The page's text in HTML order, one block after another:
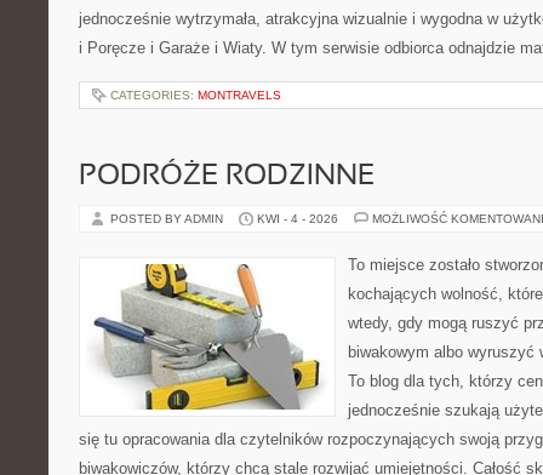
jednocześnie wytrzymała, atrakcyjna wizualnie i wygodna w
i Poręcze i Garaże i Wiaty. W tym serwisie odbiorca odnajdzie
CATEGORIES: MONTRAVELS
PODRÓŻE RODZINNE
POSTED BY ADMIN KWI - 4 - 2026 MOŻLIWOŚĆ
To miejsce zostało
kochających wolność,
wtedy, gdy mogą ruszyć
biwakowym albo wyruszyć
To blog dla tych, którzy
jednocześnie szukają
się tu opracowania dla czytelników rozpoczynających swoją
biwakowiczów, którzy chcą stale rozwijać umiejętności. Całość